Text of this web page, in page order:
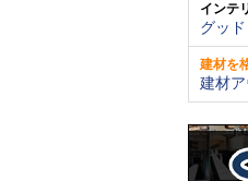
インテ
グッ
建材を
建材